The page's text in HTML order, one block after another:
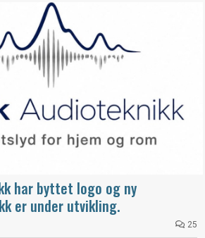
har byttet logo og ny
er under utvikling.
25